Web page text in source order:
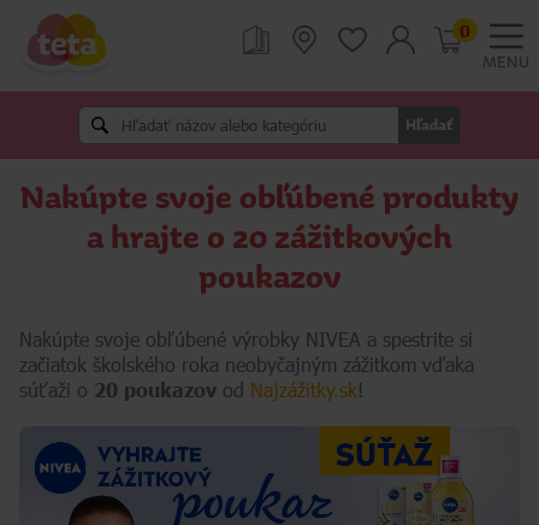
MENU
Hľadať
0
Nakúpte svoje obľúbené produkty
a hrajte o 20 zážitkových
poukazov
Nakúpte svoje obľúbené výrobky NIVEA a spestrite si
začiatok školského roka neobyčajným zážitkom vďaka
súťaži o 20 poukazov od Najzážitky.sk!